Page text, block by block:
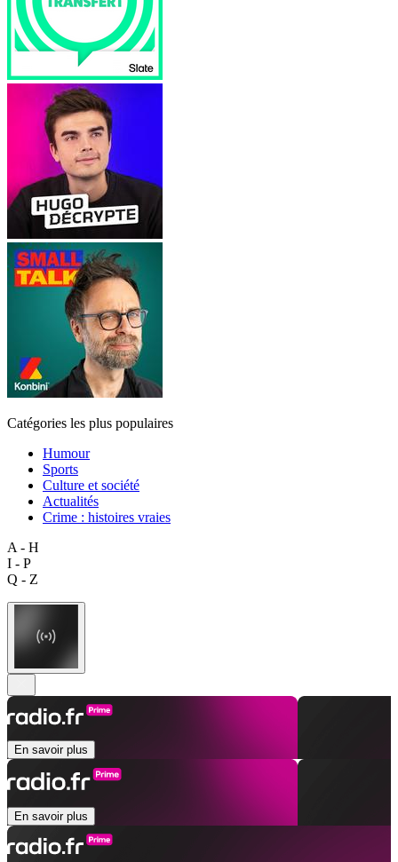
Catégories les plus populaires
Humour
Sports
Culture et société
Actualités
Crime : histoires vraies
A - H
I - P
Q - Z
En savoir plus
En savoir plus